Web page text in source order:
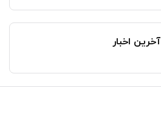
آخرین اخبار